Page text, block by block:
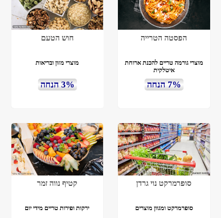
הפסטה הטרייה
מוצרי גורמה טריים להכנת ארוחת
איטלקית
7% הנחה
חוש הטעם
מוצרי מזון ובריאות
3% הנחה
סופרמרקט נוי גרדן
סופרמרקט ומגוון מוצרים
קטיף נווה זמר
ירקות ופירות טריים מידי יום